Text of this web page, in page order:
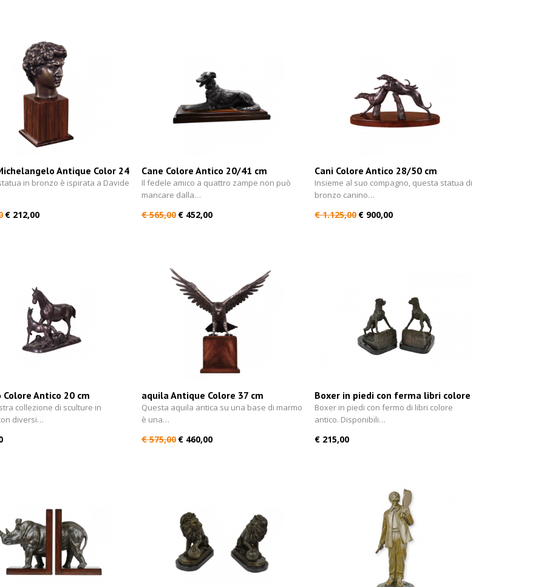
Antique Color 24
in bronzo è ispirata a Davide
€ 212,00
Cane Colore Antico 20/41 cm
Il fedele amico a quattro zampe non può
mancare dalla…
€ 565,00 € 452,00
Cani Colore Antico 28/50 cm
Insieme al suo compagno, questa statua di
bronzo canino…
€ 1.125,00 € 900,00
Colore Antico 20 cm
collezione di sculture in
diversi…
aquila Antique Colore 37 cm
Questa aquila antica su una base di marmo
è una…
€ 575,00 € 460,00
Boxer in piedi con ferma libri colore
antico 19 cm
Boxer in piedi con fermo di libri colore
antico. Disponibili…
€ 215,00